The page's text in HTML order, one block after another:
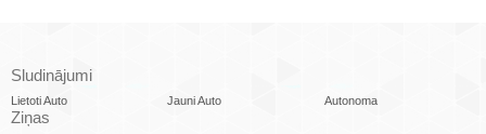
Sludinājumi
Lietoti Auto Jauni Auto Autonoma
Ziņas